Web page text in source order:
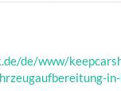
de/www/